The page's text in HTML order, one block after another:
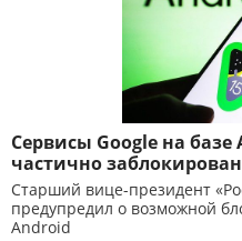
Сервисы Google на
частично
Старший вице-президент
предупредил о возможной
Android